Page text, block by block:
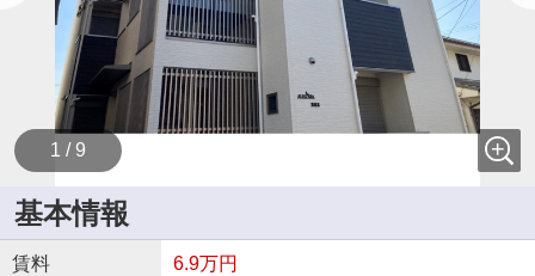
1 / 9
基本情報
賃料 6.9万円